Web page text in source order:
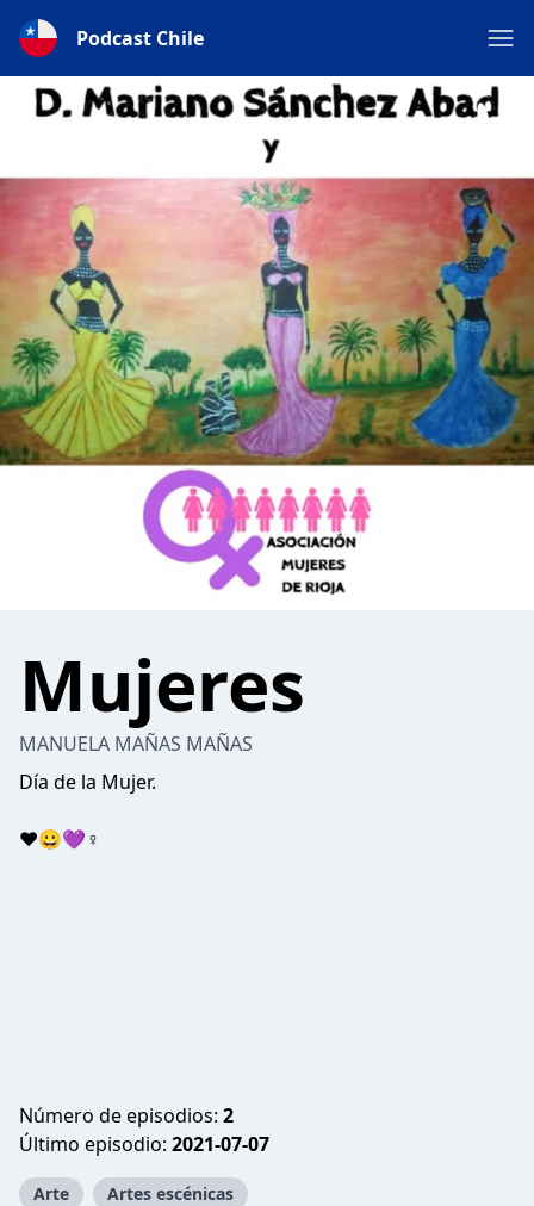
Podcast Chile
Mujeres
MANUELA MAÑAS MAÑAS
Día de la Mujer.
♥️😀💜♀️
Número de episodios: 2
Último episodio: 2021-07-07
Arte Artes escénicas